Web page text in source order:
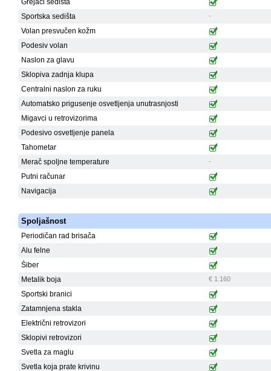
Grejači sedišta
Sportska sedišta
-
Volan presvučen kožm
Podesiv volan
Naslon za glavu
Sklopiva zadnja klupa
Centralni naslon za ruku
Automatsko prigusenje osvetljenja unutrasnjosti
Migavci u retrovizorima
Podesivo osvetljenje panela
Tahometar
Merač spoljne temperature
-
Putni računar
Navigacija
Spoljašnost
Periodičan rad brisača
Alu felne
Šiber
Metalik boja
€ 1.160
Sportski branici
Zatamnjena stakla
Električni retrovizori
Sklopivi retrovizori
Svetla za maglu
Svetla koja prate krivinu